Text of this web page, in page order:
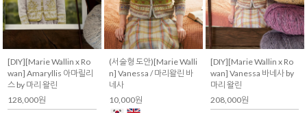
[DIY][Marie Wallin x Ro
wan] Amaryllis 아마릴리
스 by 마리 왈린
128,000원
(서술형 도안)[Marie Walli
n] Vanessa / 마리왈린 바
네사
10,000원
[DIY][Marie Wallin x Ro
wan] Vanessa 바네사 by
마리 왈린
208,000원